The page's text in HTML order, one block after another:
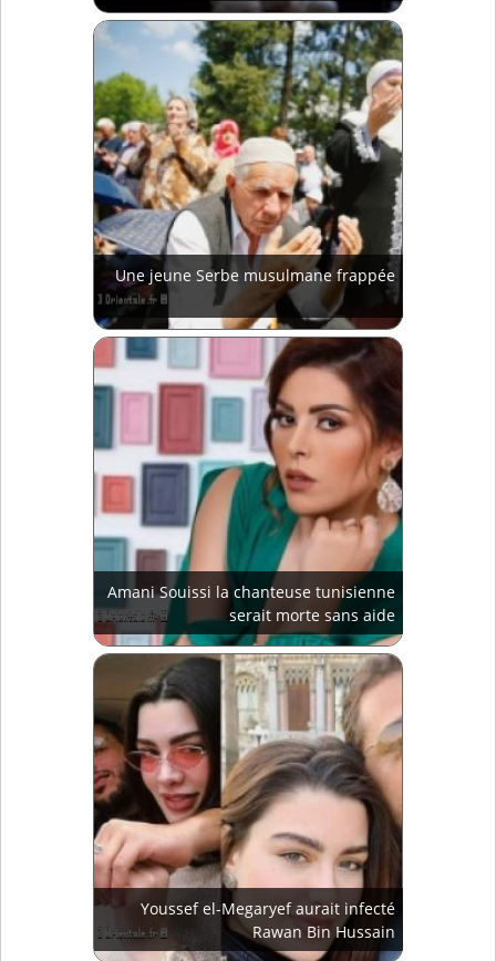
Une jeune Serbe musulmane frappée
Amani Souissi la chanteuse tunisienne
serait morte sans aide
Youssef el-Megaryef aurait infecté
Rawan Bin Hussain